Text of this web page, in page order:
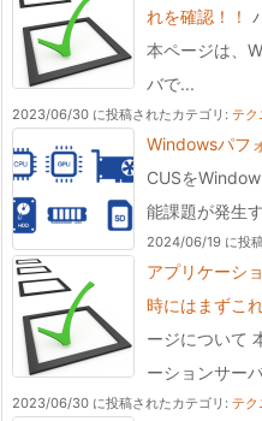
れを確認！！
本ページは、
バで...
2023/06/30 に投稿されたカテゴリ: テク
Windowsパフ
CUSを
能課題が発生
2024/06/19 に投
アプリケーシ
時にはまずこ
ージについて
ーションサー
2023/06/30 に投稿されたカテゴリ: テク